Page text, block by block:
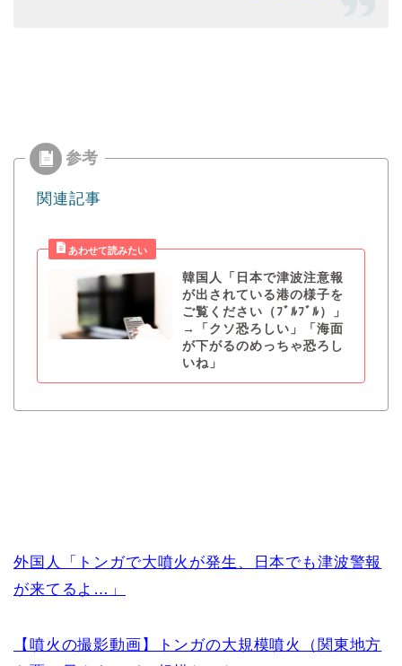
関連記事
韓国人「日本で津波注意報
が出されている港の様子を
ご覧ください（ﾌﾞﾙﾌﾞﾙ）」
→「クソ恐ろしい」「海面
が下がるのめっちゃ恐ろし
いね」
外国人「トンガで大噴火が発生、日本でも津波警報
が来てるよ…」
【噴火の撮影動画】トンガの大規模噴火（関東地方